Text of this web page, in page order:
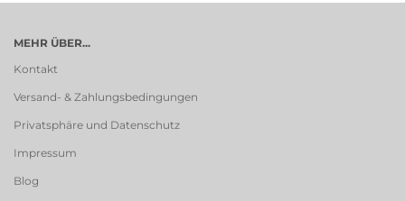
MEHR ÜBER...
Kontakt
Versand- & Zahlungsbedingungen
Privatsphäre und Datenschutz
Impressum
Blog